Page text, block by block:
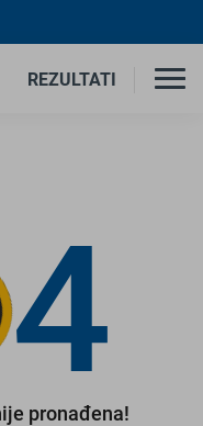
REZULTATI
4
pronađena!